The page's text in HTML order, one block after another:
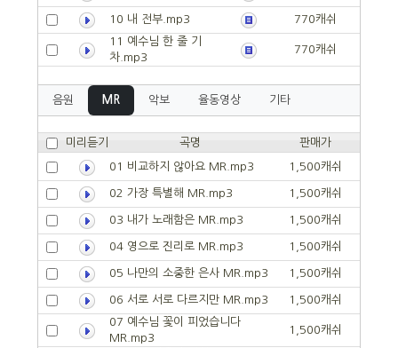
10 내 전부.mp3
770캐쉬
11 예수님 한 줄 기
차.mp3
770캐쉬
음원 MR 악보 율동영상 기타
미리듣기 곡명 판매가
01 비교하지 않아요 MR.mp3 1,500캐쉬
02 가장 특별해 MR.mp3 1,500캐쉬
03 내가 노래함은 MR.mp3 1,500캐쉬
04 영으로 진리로 MR.mp3 1,500캐쉬
05 나만의 소중한 은사 MR.mp3 1,500캐쉬
06 서로 서로 다르지만 MR.mp3
1,500캐쉬
07 예수님 꽃이 피었습니다
MR.mp3
1,500캐쉬